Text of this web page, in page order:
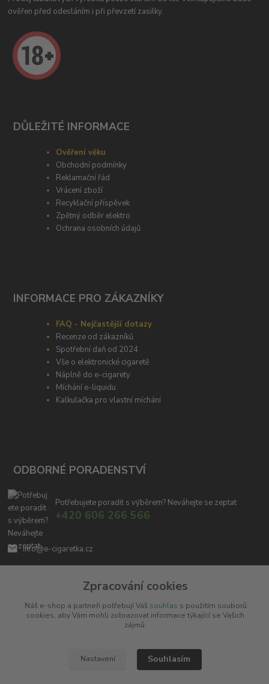
ověřen před odesláním i při převzetí zasilky.
DŮLEŽITÉ INFORMACE
Ověření věku
Obchodní podmínky
Reklamační řád
Vrácení zboží
Recyklační příspěvek
Zpětný odběr elektro
Ochrana osobních údajů
INFORMACE PRO ZÁKAZNÍKY
FAQ - Nejčastější dotazy
Recenze od zákazníků
Spotřební daň od 2024
Vše o elektronické cigaretě
Náplně do e-cigarety
Míchání e-liquidu
Kalkulačka pro vlastní míchání
ODBORNÉ PORADENSTVÍ
Potřebujete poradit s výběrem? Neváhejte se zeptat
+420 606 266 566
info@e-cigaretka.cz
Miroslav Černý - MCx.cz. Všechna práva vyhrazena.
Zpracování cookies
Náš e-shop a partneři potřebují Váš souhlas s použitím souborů
cookies, aby Vám mohli zobrazovat informace týkající se Vašich
zájmů.
Nastavení Souhlasím